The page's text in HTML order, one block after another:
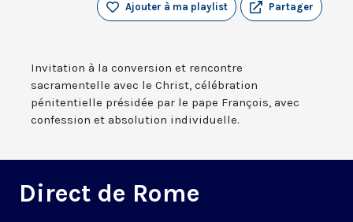
Partager
Ajouter à ma playlist
Invitation à la conversion et rencontre
sacramentelle avec le Christ, célébration
pénitentielle présidée par le pape François, avec
confession et absolution individuelle.
Direct de Rome